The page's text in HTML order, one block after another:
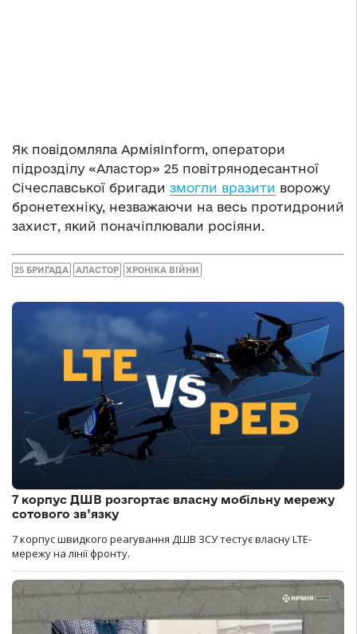
Як повідомляла АрміяInform, оператори
підрозділу «Аластор» 25 повітрянодесантної
Січеславської бригади змогли вразити ворожу
бронетехніку, незважаючи на весь протидроний
захист, який поначіплювали росіяни.
25 БРИГАДА АЛАСТОР ХРОНІКА ВІЙНИ
7 корпус ДШВ розгортає власну мобільну мережу
сотового зв’язку
7 корпус швидкого реагування ДШВ ЗСУ тестує власну LTE-
мережу на лінії фронту.